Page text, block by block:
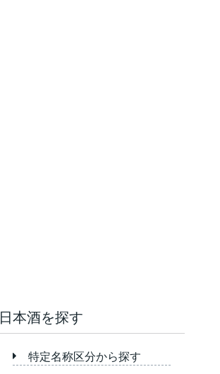
日本酒を探す
特定名称区分から探す